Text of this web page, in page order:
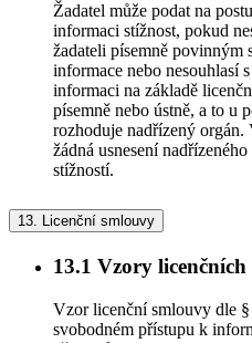
Žadatel může podat na
informaci stížnost, pokud
žadateli písemně povinným
informace nebo nesouhlasí
informaci na základě
písemně nebo ústně, a to u
rozhoduje nadřízený orgán.
žádná usnesení
stížností.
13. Licenční smlouvy
13.1 Vzory licenčních
Vzor licenční smlouvy dle
svobodném přístupu k